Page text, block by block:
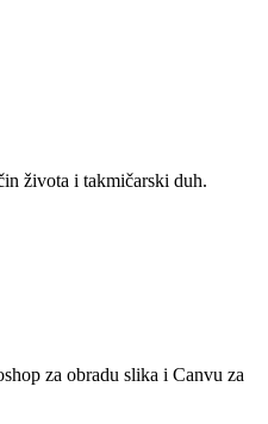
života i takmičarski duh.
za obradu slika i Canvu za